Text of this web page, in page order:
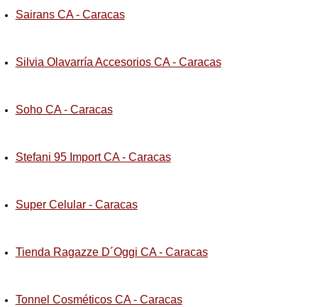
Sairans CA - Caracas
Silvia Olavarría Accesorios CA - Caracas
Soho CA - Caracas
Stefani 95 Import CA - Caracas
Super Celular - Caracas
Tienda Ragazze D´Oggi CA - Caracas
Tonnel Cosméticos CA - Caracas